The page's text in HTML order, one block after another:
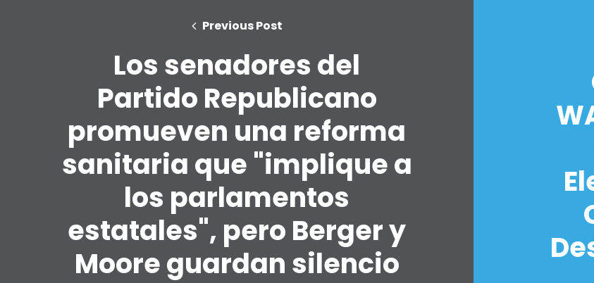
Previous Post
Los senadores del
Partido Republicano
promueven una reforma
sanitaria que "implique a
los parlamentos
estatales", pero Berger y
Moore guardan silencio